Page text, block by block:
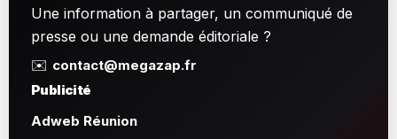
Une information à partager, un communiqué de
presse ou une demande éditoriale ?
✉️ contact@megazap.fr
Publicité
Adweb Réunion